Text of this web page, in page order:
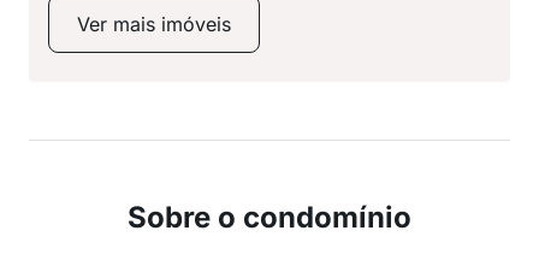
Ver mais imóveis
Sobre o condomínio